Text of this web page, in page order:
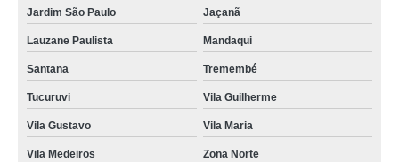
Jardim São Paulo Jaçanã
Lauzane Paulista Mandaqui
Santana Tremembé
Tucuruvi Vila Guilherme
Vila Gustavo Vila Maria
Vila Medeiros Zona Norte